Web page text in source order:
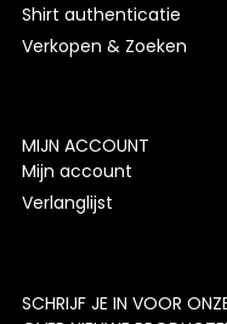
Shirt authenticatie
Verkopen & Zoeken
MIJN ACCOUNT
Mijn account
Verlanglijst
SCHRIJF JE IN VOOR